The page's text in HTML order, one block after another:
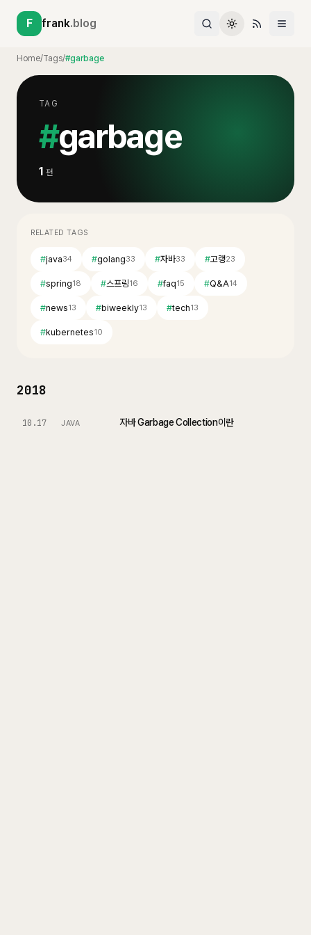
F frank.blog
Home/Tags/#garbage
TAG
#garbage
1 편
RELATED TAGS
#java34 #golang33 #자바33 #고랭23
#spring18 #스프링16 #faq15 #Q&A14
#news13 #biweekly13 #tech13
#kubernetes10
2018
10.17 JAVA 자바 Garbage Collection이란